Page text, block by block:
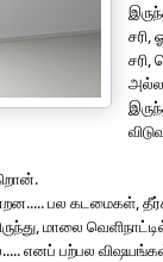
சரி,
பல கடமைகள்,
மாலை
எனப் பற்பல